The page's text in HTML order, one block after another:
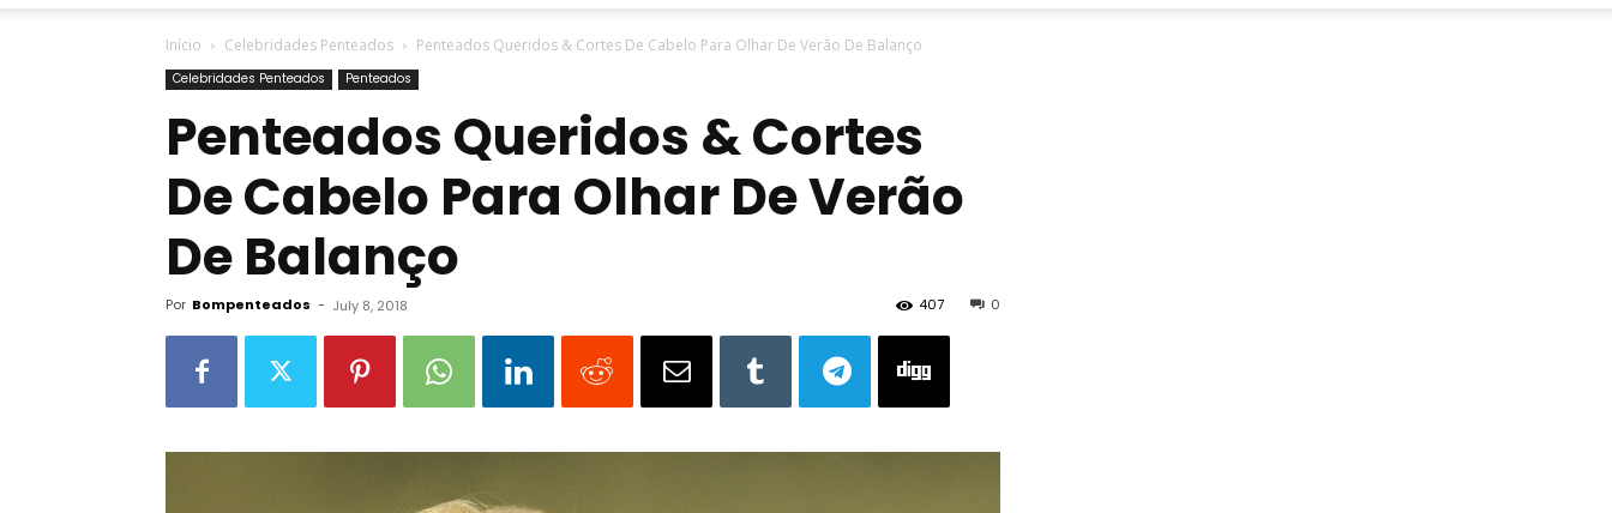
Início Celebridades Penteados Penteados Queridos & Cortes De Cabelo Para Olhar De Verão De Balanço
Celebridades Penteados Penteados
Penteados Queridos & Cortes
De Cabelo Para Olhar De Verão
De Balanço
Por Bompenteados - July 8, 2018 0
407